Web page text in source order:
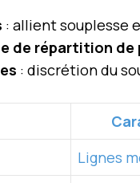
: allient souplesse
de répartition de
: discrétion du
Lignes